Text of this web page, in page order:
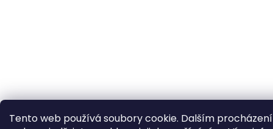
Tento web používá soubory cookie. Dalším